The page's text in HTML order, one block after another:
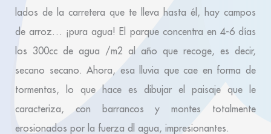
lados de la carretera que te lleva hasta él, hay campos
de arroz… ¡pura agua! El parque concentra en 4-6 días
los 300cc de agua /m2 al año que recoge, es decir,
secano secano. Ahora, esa lluvia que cae en forma de
tormentas, lo que hace es dibujar el paisaje que le
caracteriza, con barrancos y montes totalmente
erosionados por la fuerza dl agua, impresionantes.